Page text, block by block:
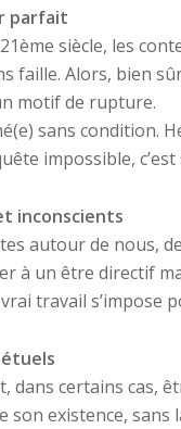
parfait
siècle, les
faille. Alors, bien
motif de rupture.
sans condition.
impossible,
inconscients
autour de nous,
à un être directif
travail
dans certains cas,
son existence,